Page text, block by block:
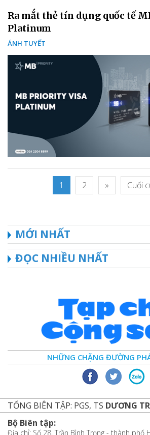
Ra mắt thẻ tín dụng quốc tế
Platinum
ÁNH TUYẾT
1 2 » Cuối
MỚI NHẤT
ĐỌC NHIỀU NHẤT
NHỮNG CHẶNG ĐƯỜNG
TỔNG BIÊN TẬP: PGS, TS DƯƠNG
Bộ Biên tập:
Địa chỉ: Số 28, Trần Bình Trọng - thành phố